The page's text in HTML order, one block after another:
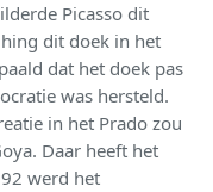
Picasso dit
dit doek in het
dat het doek pas
was hersteld.
in het Prado zou
Daar heeft het
werd het